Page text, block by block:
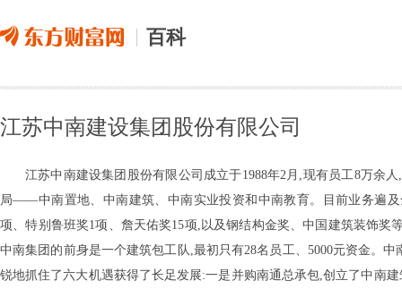
百科
江苏中南建设集团股份有限公司
江苏中南建设集团股份有限公司成立于1988年2月,现有员工8万余
局——中南置地、中南建筑、中南实业投资和中南教育。目前业务遍
项、特别鲁班奖1项、詹天佑奖15项,以及钢结构金奖、中国建筑装饰
中南集团的前身是一个建筑包工队,最初只有28名员工、5000元资金。
锐地抓住了六大机遇获得了长足发展:一是并购南通总承包,创立了中南